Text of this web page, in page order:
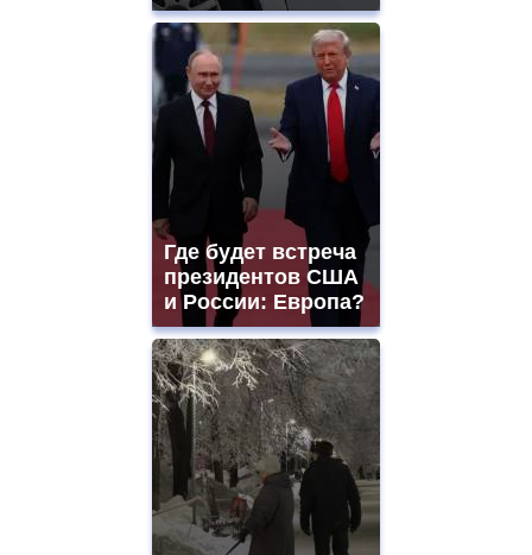
Где будет встреча
президентов США
и России: Европа?